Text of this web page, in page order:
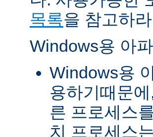
목록을 참고하
Windows용 아
Windows용
용하기때문
른 프로세스
치 프로세스